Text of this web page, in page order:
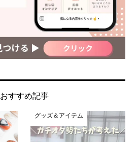
おすすめ記事
グッズ＆アイテム